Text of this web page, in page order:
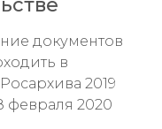
документов
в
2019
февраля 2020